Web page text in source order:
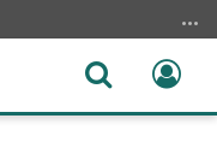
Abrir